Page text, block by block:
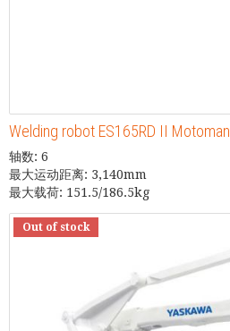
Welding robot ES165RD II Motoman
轴数: 6
最大运动距离: 3,140mm
最大载荷: 151.5/186.5kg
Out of stock